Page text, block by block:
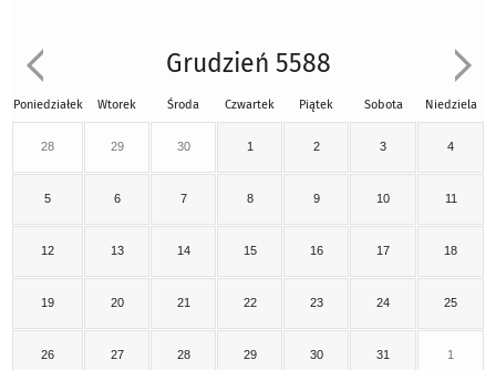
Grudzień 5588
Poniedziałek Wtorek Środa Czwartek Piątek Sobota Niedziela
28 29 30 1 2 3 4
5 6 7 8 9 10 11
12 13 14 15 16 17 18
19 20 21 22 23 24 25
26 27 28 29 30 31 1